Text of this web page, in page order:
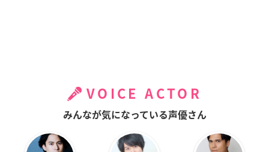
VOICE ACTOR
みんなが気になっている声優さん